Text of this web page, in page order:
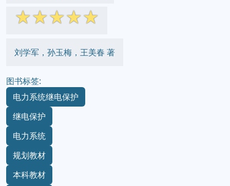
☆☆☆☆☆
刘学军，孙玉梅，王美春 著
图书标签:
电力系统继电保护
继电保护
电力系统
规划教材
本科教材